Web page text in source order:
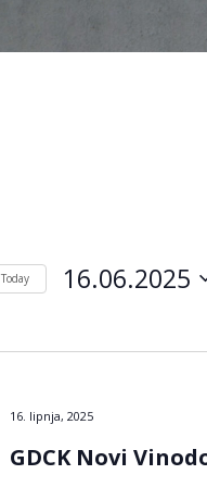
Today 16.06.2025
16. lipnja, 2025
GDCK Novi